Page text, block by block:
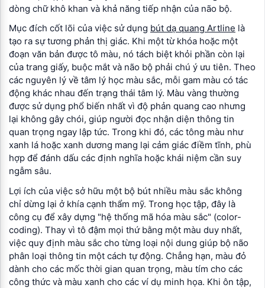
dòng chữ khô khan và khả năng tiếp nhận của não bộ.
Mục đích cốt lõi của việc sử dụng bút dạ quang Artline là
tạo ra sự tương phản thị giác. Khi một từ khóa hoặc một
đoạn văn bản được tô màu, nó tách biệt khỏi phần còn lại
của trang giấy, buộc mắt và não bộ phải chú ý ưu tiên. Theo
các nguyên lý về tâm lý học màu sắc, mỗi gam màu có tác
động khác nhau đến trạng thái tâm lý. Màu vàng thường
được sử dụng phổ biến nhất vì độ phản quang cao nhưng
lại không gây chói, giúp người đọc nhận diện thông tin
quan trọng ngay lập tức. Trong khi đó, các tông màu như
xanh lá hoặc xanh dương mang lại cảm giác điềm tĩnh, phù
hợp để đánh dấu các định nghĩa hoặc khái niệm cần suy
ngẫm sâu.
Lợi ích của việc sở hữu một bộ bút nhiều màu sắc không
chỉ dừng lại ở khía cạnh thẩm mỹ. Trong học tập, đây là
công cụ để xây dựng "hệ thống mã hóa màu sắc" (color-
coding). Thay vì tô đậm mọi thứ bằng một màu duy nhất,
việc quy định màu sắc cho từng loại nội dung giúp bộ não
phân loại thông tin một cách tự động. Chẳng hạn, màu đỏ
dành cho các mốc thời gian quan trọng, màu tím cho các
công thức và màu xanh cho các ví dụ minh họa. Khi ôn tập,